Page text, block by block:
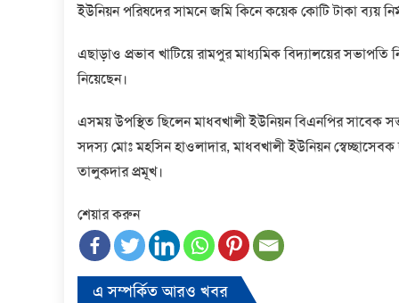
ইউনিয়ন পরিষদের সামনে জমি কিনে কয়েক কোটি টাকা ব্যয়
এছাড়াও প্রভাব খাটিয়ে রামপুর মাধ্যমিক বিদ্যালয়ের সভাপতি
নিয়েছেন।
এসময় উপস্থিত ছিলেন মাধবখালী ইউনিয়ন বিএনপির
সদস্য মোঃ মহসিন হাওলাদার, মাধবখালী ইউনিয়ন
তালুকদার প্রমূখ।
শেয়ার করুন
এ সম্পর্কিত আরও খবর